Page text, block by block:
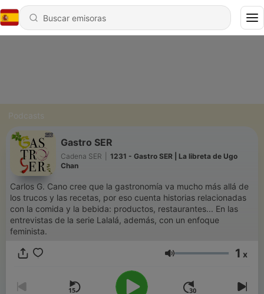
Podcasts
Gastro SER
Cadena SER
1231 - Gastro SER | La libreta de Ugo
Chan
Carlos G. Cano cree que la gastronomía va mucho más allá de
los trucos y las recetas, por eso cuenta historias relacionadas
con la comida y la bebida: productos, restaurantes... En las
entrevistas de la serie Lalalá, además, con un enfoque
feminista.
Volumen 1 x